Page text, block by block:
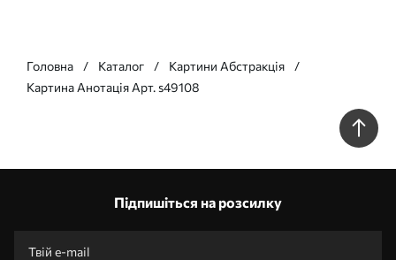
Головна Каталог
Картини Абстракція
Картина Анотація Арт. s49108
Підпишіться на розсилку